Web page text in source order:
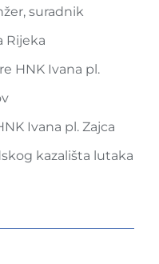
suradnik
Rijeka
HNK Ivana pl.
Ivana pl. Zajca
kazališta lutaka